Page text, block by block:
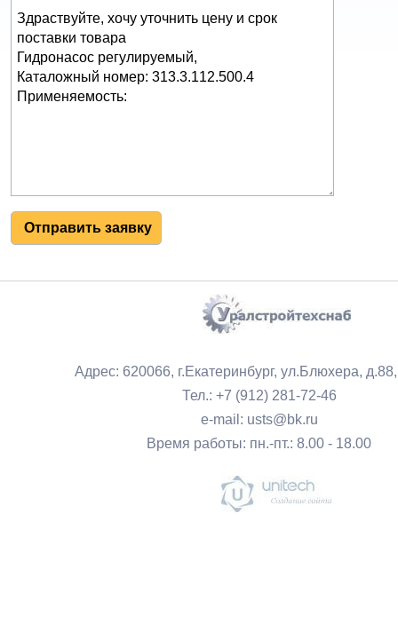
Адрес: 620066, г.Екатеринбург, ул.Блюхера,
Тел.: +7 (912) 281-72-46
e-mail: usts@bk.ru
Время работы: пн.-пт.: 8.00 - 18.00